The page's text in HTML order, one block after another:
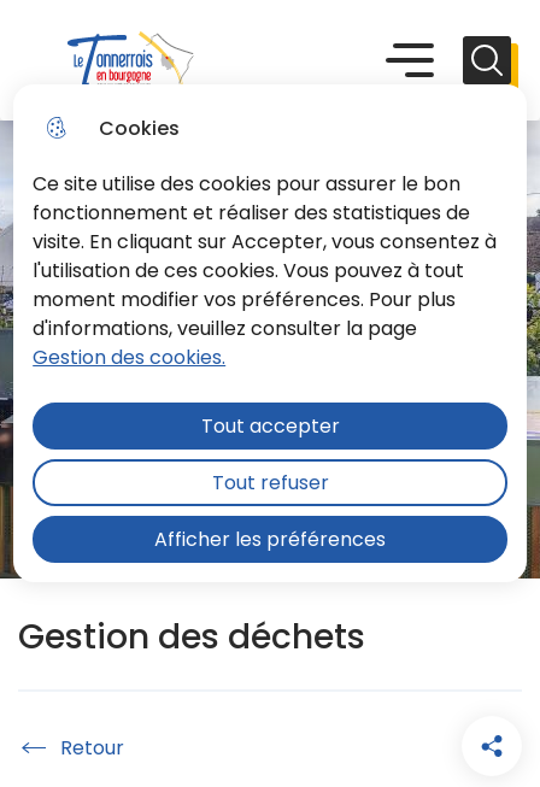
Cookies
Ce site utilise des cookies pour assurer le bon
fonctionnement et réaliser des statistiques de
visite. En cliquant sur Accepter, vous consentez à
l'utilisation de ces cookies. Vous pouvez à tout
moment modifier vos préférences. Pour plus
d'informations, veuillez consulter la page
Gestion des cookies.
Afficher les préférences
Tout accepter
Tout refuser
au
menu
Aller à la
recherche
principal
le plan du
Menu principal Menu
Gestion des déchets
Accueil